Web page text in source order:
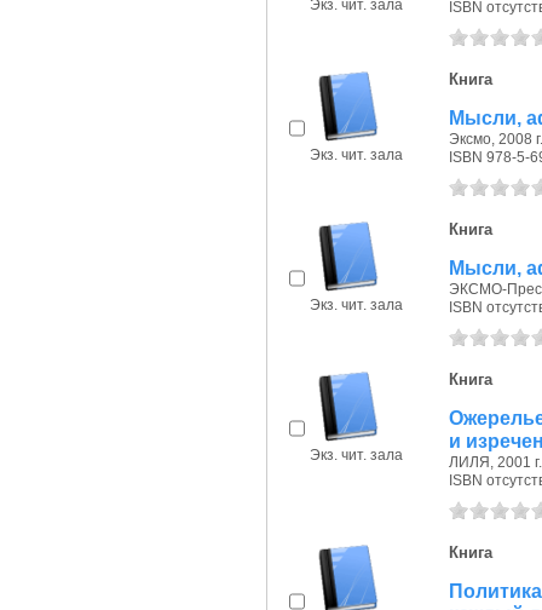
Экз. чит. зала ISBN
Экз. чит. зала
Книга
Мысли,
Эксмо, 2008 г.
ISBN 978-5-
Экз. чит. зала
Книга
Мысли,
ЭКСМО-
ISBN
Экз. чит. зала
Книга
и
ЛИЛЯ, 2001 г.
ISBN
Книга